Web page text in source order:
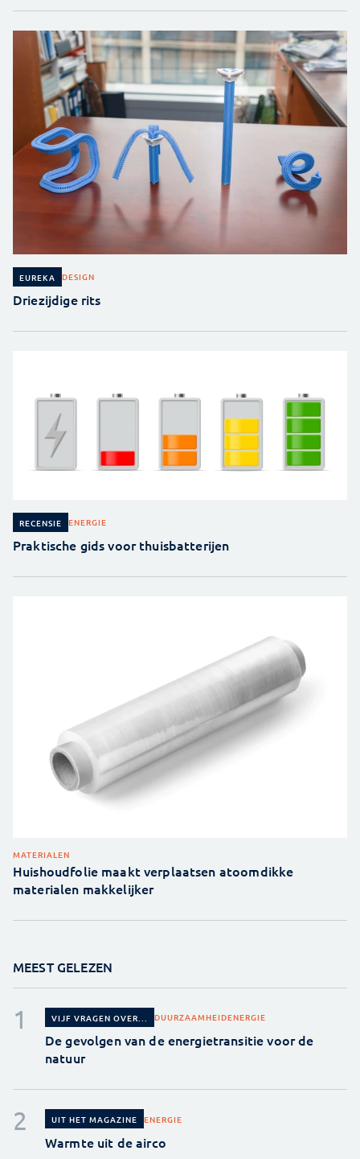
EUREKA DESIGN
Driezijdige rits
RECENSIE ENERGIE
Praktische gids voor thuisbatterijen
MATERIALEN
Huishoudfolie maakt verplaatsen atoomdikke
materialen makkelijker
MEEST GELEZEN
VIJF VRAGEN OVER... DUURZAAMHEIDENERGIE
De gevolgen van de energietransitie voor de
natuur
UIT HET MAGAZINE ENERGIE
Warmte uit de airco